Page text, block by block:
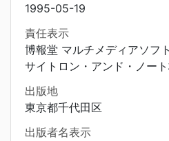
1995-05-19
責任表示
博報堂 マルチメディアソフ
サイトロン・アンド・ノー
出版地
東京都千代田区
出版者名表示